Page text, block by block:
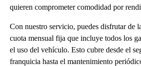
quieren comprometer comodidad por
Con nuestro servicio, puedes disfrutar de
cuota mensual fija que incluye todos los
el uso del vehículo. Esto cubre desde el
franquicia hasta el mantenimiento